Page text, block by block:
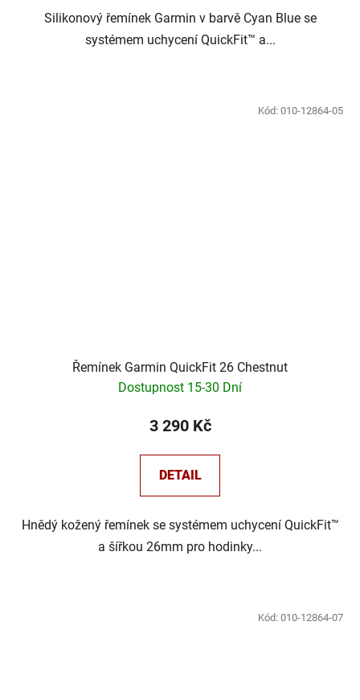
Silikonový řemínek Garmin v barvě Cyan Blue se
systémem uchycení QuickFit™ a...
Řemínek Garmin QuickFit 26 Chestnut
Dostupnost 15-30 Dní
3 290 Kč
DETAIL
Hnědý kožený řemínek se systémem uchycení QuickFit™
a šířkou 26mm pro hodinky...
Kód: 010-12864-05
Kód: 010-12864-07